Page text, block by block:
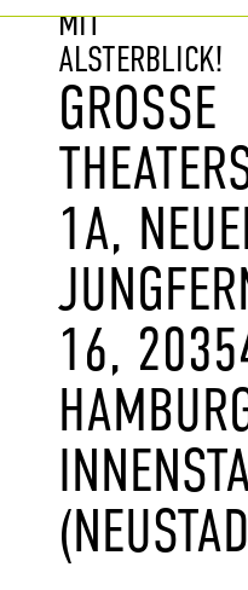
MIT
ALSTERBLICK!
GROSSE T
, NEUER
, 20354
MBURG